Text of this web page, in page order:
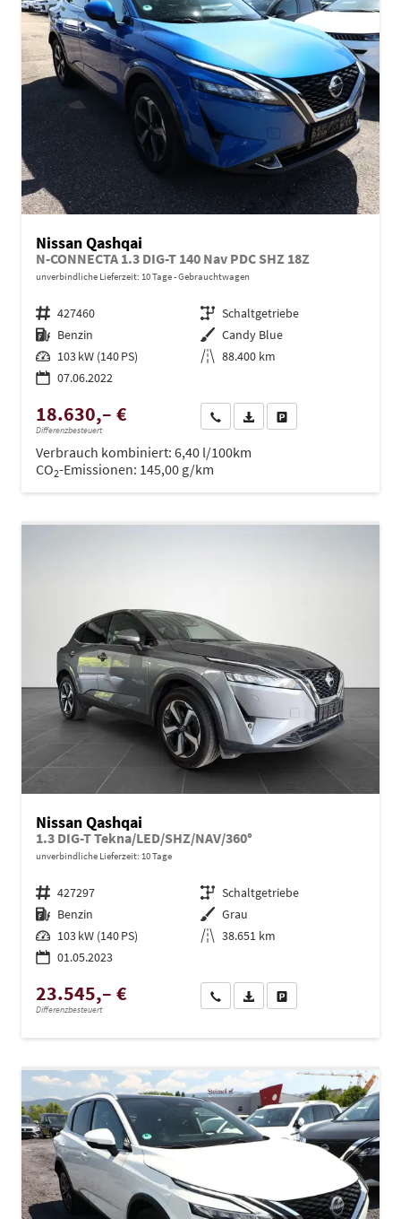
Nissan Qashqai
N-CONNECTA 1.3 DIG-T 140 Nav PDC SHZ 18Z
unverbindliche Lieferzeit: 10 Tage Gebrauchtwagen
Fahrzeugnr. 427460 Getriebe Schaltgetriebe
Kraftstoff Benzin Außenfarbe Candy Blue
Leistung 103 kW (140 PS) Kilometerstand 88.400 km
07.06.2022
18.630,– €
Differenzbesteuert
Wir rufen Sie anPDF-Datei, Fahrzeugexposé
Verbrauch kombiniert: 6,40 l/100km
CO2-Emissionen: 145,00 g/km
Nissan Qashqai
1.3 DIG-T Tekna/LED/SHZ/NAV/360°
unverbindliche Lieferzeit: 10 Tage
Fahrzeugnr. 427297 Getriebe Schaltgetriebe
Kraftstoff Benzin Außenfarbe Grau
Leistung 103 kW (140 PS) Kilometerstand 38.651 km
01.05.2023
23.545,– €
Differenzbesteuert
Wir rufen Sie anPDF-Datei, Fahrzeugexposé